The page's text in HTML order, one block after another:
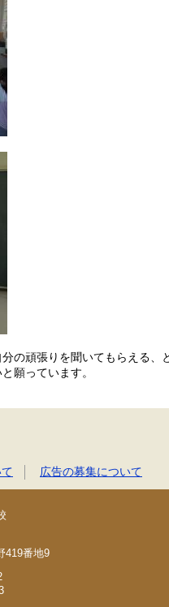
の頑張りを聞いてもらえる、
願っています。
広告の募集について
419番地9